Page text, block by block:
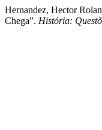
Hernandez, Hector
Chega”. História: